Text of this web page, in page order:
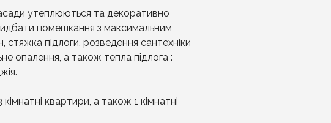
утеплюються та декоративно
помешкання з максимальним
підлоги, розведення сантехніки
опалення, а також тепла підлога :
квартири, а також 1 кімнатні